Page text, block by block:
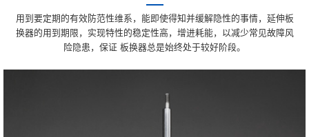
用到要定期的有效防范性维系，能即使得知并缓解隐性的事情，延伸板
换器的用到期限，实现特性的稳定性高，增进耗能，以减少常见故障风
险隐患，保证 板换器总是始终处于较好阶段。